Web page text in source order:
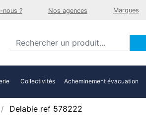
nous ? Nos agences Marques
Collectivités Acheminement évacuation
Delabie ref 578222